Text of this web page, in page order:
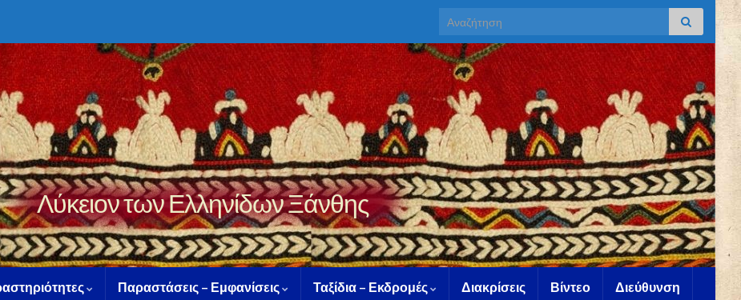
Search for:
Λύκειον των Ελληνίδων Ξάνθης
Παραστάσεις – Εμφανίσεις Ταξίδια – Εκδρομές Διακρίσεις Βίντεο Διεύθυνση